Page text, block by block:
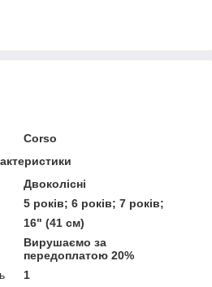
Corso
Двоколісні
5 років; 6 років; 7 років;
16" (41 см)
Вирушаємо за
передоплатою 20%
1